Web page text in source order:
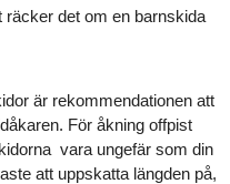
räcker det om en barnskida
är rekommendationen att
För åkning offpist
vara ungefär som din
att uppskatta längden på,